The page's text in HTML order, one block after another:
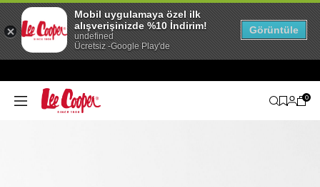
0
Mobil uygulamaya özel ilk
alışverişinizde %10 İndirim!
undefined
Ücretsiz -Google Play'de
Görüntüle